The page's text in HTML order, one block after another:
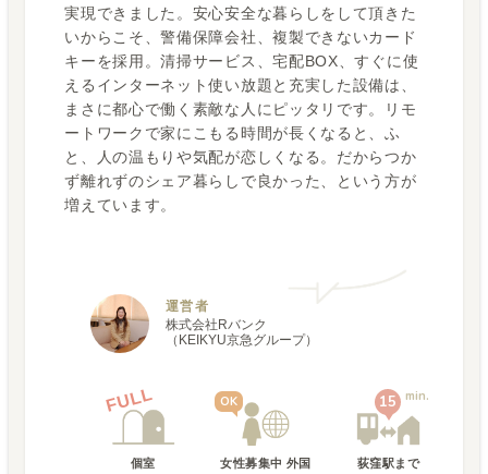
実現できました。安心安全な暮らしをして頂きた
いからこそ、警備保障会社、複製できないカード
キーを採用。清掃サービス、宅配BOX、すぐに使
えるインターネット使い放題と充実した設備は、
まさに都心で働く素敵な人にピッタリです。リモ
ートワークで家にこもる時間が長くなると、ふ
と、人の温もりや気配が恋しくなる。だからつか
ず離れずのシェア暮らしで良かった、という方が
増えています。
FULL
個室
OK
女性募集中 外国
15 min.
荻窪駅まで
運営者
株式会社Rバンク
（KEIKYU京急グループ）